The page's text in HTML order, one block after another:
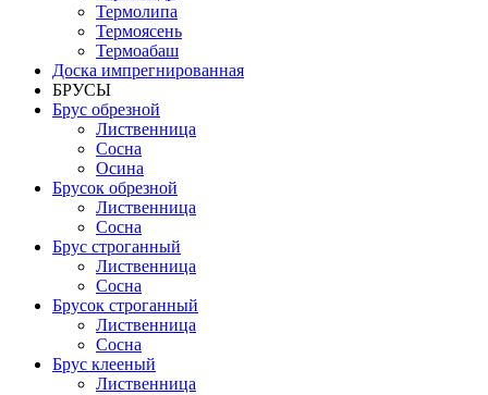
Термолипа
Термоясень
Термоабаш
Доска импрегнированная
БРУСЫ
Брус обрезной
Лиственница
Сосна
Осина
Брусок обрезной
Лиственница
Сосна
Брус строганный
Лиственница
Сосна
Брусок строганный
Лиственница
Сосна
Брус клееный
Лиственница